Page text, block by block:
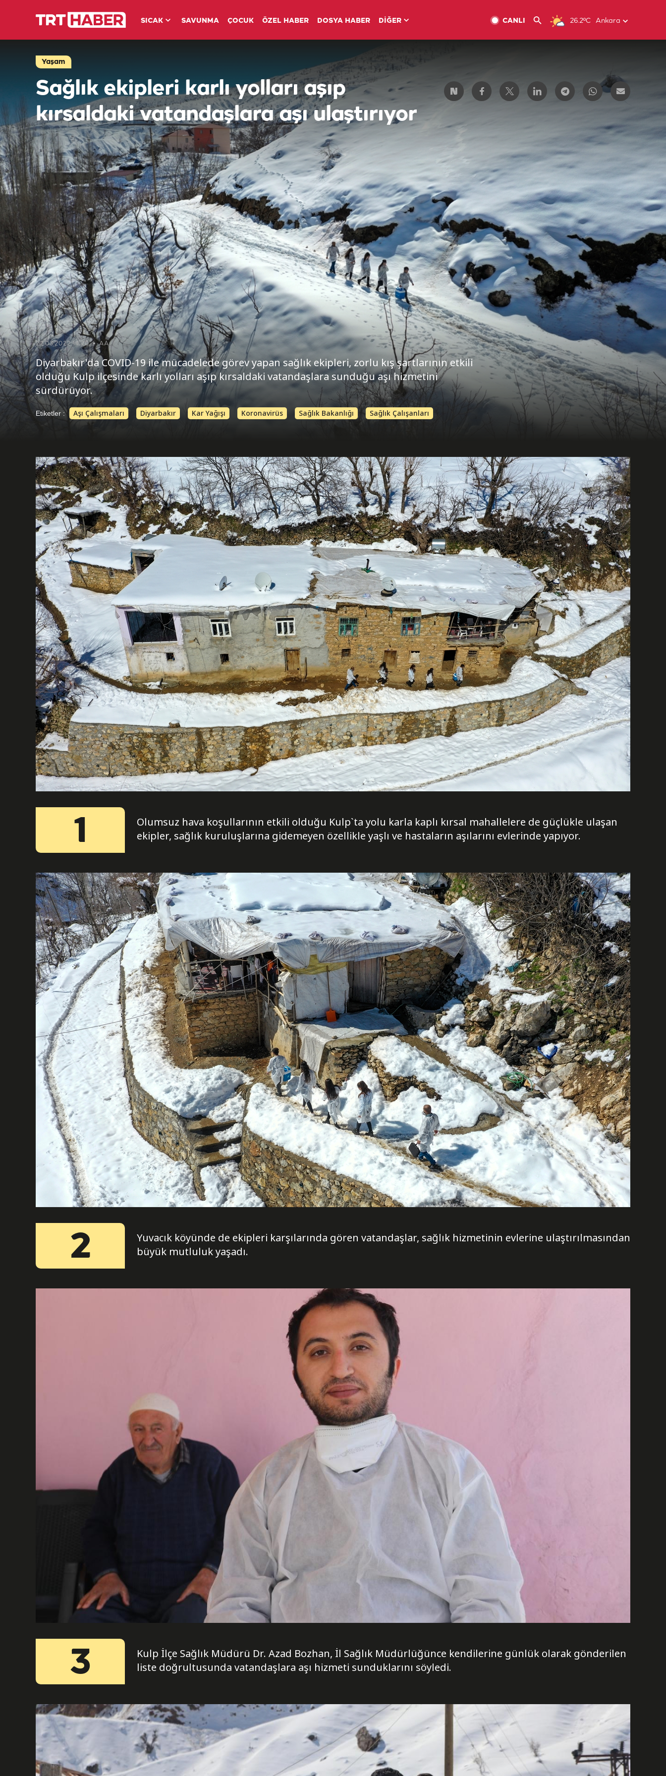
SICAK SAVUNMA ÇOCUK ÖZEL HABER DOSYA HABER DİĞER 26.2ºC Ankara
CANLI
Yaşam
Sağlık ekipleri karlı yolları aşıp
kırsaldaki vatandaşlara aşı ulaştırıyor
22.03.2022 14:20 AA
Diyarbakır'da COVID-19 ile mücadelede görev yapan sağlık ekipleri, zorlu kış şartlarının etkili
olduğu Kulp ilçesinde karlı yolları aşıp kırsaldaki vatandaşlara sunduğu aşı hizmetini
sürdürüyor.
Etiketler : Aşı Çalışmaları Diyarbakır Kar Yağışı Koronavirüs Sağlık Bakanlığı Sağlık Çalışanları
1
Olumsuz hava koşullarının etkili olduğu Kulp`ta yolu karla kaplı kırsal mahallelere de güçlükle ulaşan
ekipler, sağlık kuruluşlarına gidemeyen özellikle yaşlı ve hastaların aşılarını evlerinde yapıyor.
2
Yuvacık köyünde de ekipleri karşılarında gören vatandaşlar, sağlık hizmetinin evlerine ulaştırılmasından
büyük mutluluk yaşadı.
3
Kulp İlçe Sağlık Müdürü Dr. Azad Bozhan, İl Sağlık Müdürlüğünce kendilerine günlük olarak gönderilen
liste doğrultusunda vatandaşlara aşı hizmeti sunduklarını söyledi.